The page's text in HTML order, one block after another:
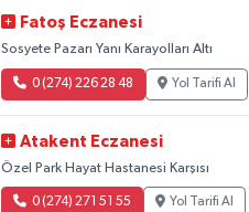
Fatoş Eczanesi
Sosyete Pazarı Yanı Karayolları Altı
0 (274) 226 28 48 Yol Tarifi Al
Atakent Eczanesi
Özel Park Hayat Hastanesi Karşısı
0 (274) 271 51 55 Yol Tarifi Al